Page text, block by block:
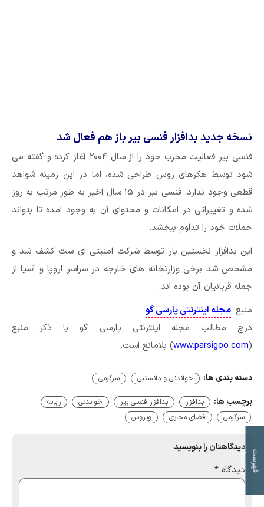
نسخه جدید بدافزار فنسی بیر باز هم فعال شد
فنسی بیر فعالیت مخرب خود را از سال ۲۰۰۴ آغاز کرده و گفته می
شود توسط هکرهای روس طراحی شده، اما در این زمینه شواهد
قطعی وجود ندارد. فنسی بیر در ۱۵ سال اخیر به طور مرتب به روز
شده و تغییراتی در امکانات و محتوای آن به وجود امده تا بتواند
حملات خود را تداوم ببخشد.
این بدافزار نخستین بار توسط شرکت امنیتی ای ست کشف شد و
مشخص شد برخی وزارتخانه های خارجه در سراسر اروپا و آسیا از
جمله قربانیان آن بوده اند.
منبع: مجله اینترنتی پارسی گو
درج مطالب مجله اینترنتی پارسی گو با ذکر منبع
(
www.parsigoo.com) بلامانع است.
ف
ه
ر
س
ت
م
و
ض
و
ع
ات
دسته بندی ها: خواندنی و دانستنی سرگرمی
برچسب ها: بدافزار بدافزار فنسی بیر خواندنی
رایانه
سرگرمی
فضای مجازی ویروس
دیدگاهتان را بنویسید
دیدگاه *